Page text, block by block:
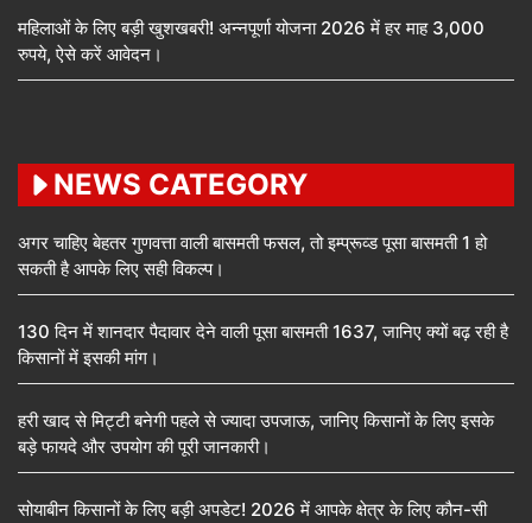
महिलाओं के लिए बड़ी खुशखबरी! अन्नपूर्णा योजना 2026 में हर माह 3,000
रुपये, ऐसे करें आवेदन।
NEWS CATEGORY
अगर चाहिए बेहतर गुणवत्ता वाली बासमती फसल, तो इम्प्रूव्ड पूसा बासमती 1 हो
सकती है आपके लिए सही विकल्प।
130 दिन में शानदार पैदावार देने वाली पूसा बासमती 1637, जानिए क्यों बढ़ रही है
किसानों में इसकी मांग।
हरी खाद से मिट्टी बनेगी पहले से ज्यादा उपजाऊ, जानिए किसानों के लिए इसके
बड़े फायदे और उपयोग की पूरी जानकारी।
सोयाबीन किसानों के लिए बड़ी अपडेट! 2026 में आपके क्षेत्र के लिए कौन-सी